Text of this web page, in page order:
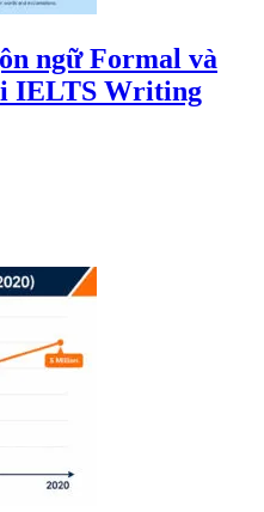
ngữ Formal và
IELTS Writing